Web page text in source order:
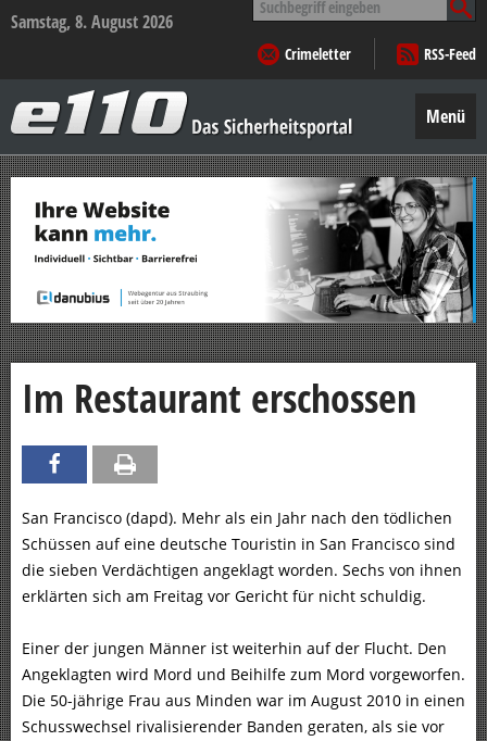
Samstag, 8. August 2026
nach:
Crimeletter
RSS-Feed
–
Das
Sicherheitsportal
Menü
Zum
Inhalt
springen
Im Restaurant erschossen
San Francisco (dapd). Mehr als ein Jahr nach den tödlichen
Schüssen auf eine deutsche Touristin in San Francisco sind
die sieben Verdächtigen angeklagt worden. Sechs von ihnen
erklärten sich am Freitag vor Gericht für nicht schuldig.
Einer der jungen Männer ist weiterhin auf der Flucht. Den
Angeklagten wird Mord und Beihilfe zum Mord vorgeworfen.
Die 50-jährige Frau aus Minden war im August 2010 in einen
Schusswechsel rivalisierender Banden geraten, als sie vor